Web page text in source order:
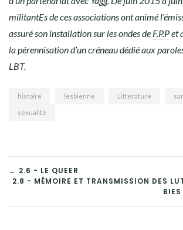
militantEs de ces associations ont animé
assuré son installation sur les ondes de F.P.Pet
la pérennisation d’un créneau dédié aux
LBT.
histoire lesbienne Littérature
sexualité
NAVIGATION
DE
← 2.6 - LE QUEER
2.8 - MÉMOIRE ET TRANSMISSION DES